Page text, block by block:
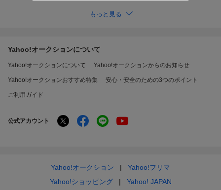
もっと見る
Yahoo!オークションについて
Yahoo!オークションについて Yahoo!オークションからのお知らせ
Yahoo!オークションおすすめ特集 安心・安全のための3つのポイント
ご利用ガイド
公式アカウント
Yahoo!オークション
Yahoo!フリマ
Yahoo!ショッピング
Yahoo! JAPAN